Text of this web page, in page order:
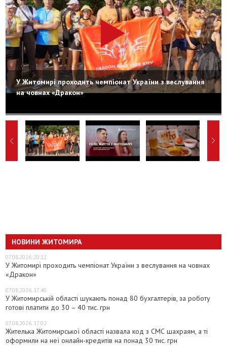
У Житомирі проходить чемпіонат України з веслування
на човнах «Дракон»
НОВИНИ ЖИТОМИРА
07.08.2026, 20:12
У Житомирі проходить чемпіонат України з веслування на човнах
«Дракон»
07.08.2026, 17:40
У Житомирській області шукають понад 80 бухгалтерів, за роботу
готові платити до 30 – 40 тис. грн
07.08.2026, 17:02
Жителька Житомирської області назвала код з СМС шахраям, а ті
оформили на неї онлайн-кредитів на понад 30 тис. грн